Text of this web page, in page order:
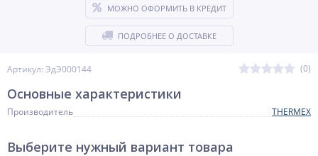
Артикул: ЭдЭ000144 (0)
МОЖНО ОФОРМИТЬ В КРЕДИТ
ПОДРОБНЕЕ О ДОСТАВКЕ
Основные характеристики
Производитель THERMEX
Выберите нужный вариант товара